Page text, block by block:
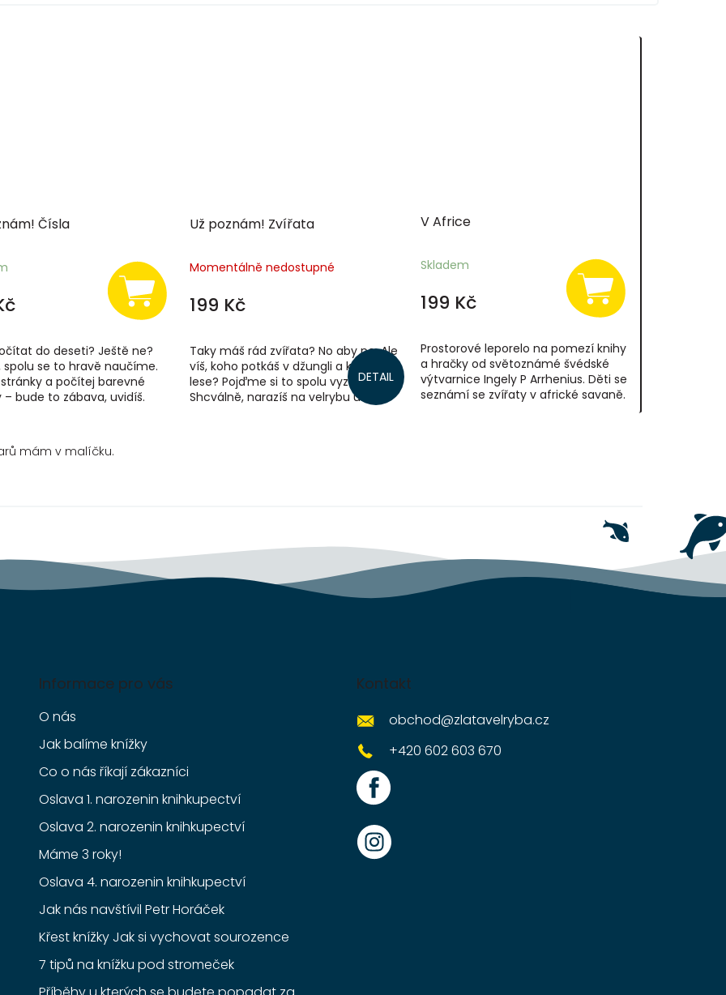
Čísla
do deseti? Ještě ne?
spolu se to hravě naučíme.
a počítej barevné
bude to zábava, uvidíš.
Už poznám! Zvířata
Momentálně nedostupné
199 Kč
DETAIL
Taky máš rád zvířata? No aby ne. Ale
víš, koho potkáš v džungli a koho v
lese? Pojďme si to spolu vyzkoušet.
Shcválně, narazíš na velrybu u
V Africe
Skladem
199 Kč
Prostorové leporelo na pomezí knihy
a hračky od světoznámé švédské
výtvarnice Ingely P Arrhenius. Děti se
seznámí se zvířaty v africké savaně.
mám v malíčku.
Informace pro vás
O nás
Jak balíme knížky
Co o nás říkají zákazníci
Oslava 1. narozenin knihkupectví
Oslava 2. narozenin knihkupectví
Máme 3 roky!
Oslava 4. narozenin knihkupectví
Jak nás navštívil Petr Horáček
Křest knížky Jak si vychovat sourozence
7 tipů na knížku pod stromeček
Kontakt
obchod@zlatavelryba.cz
+420 602 603 670